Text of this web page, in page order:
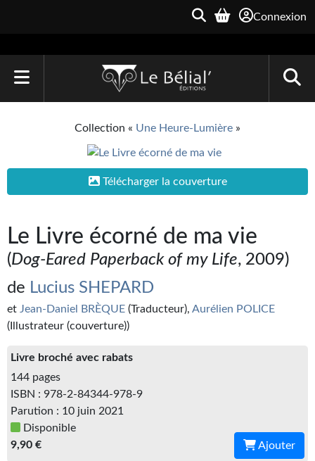
Connexion
Archive du Futur
Parallaxe
Quarante-Deux
Kvasar
Pulps
Wotan
Étoiles vives
Yellow Submarine
Collection « Une Heure-Lumière »
Télécharger la couverture
Le Livre écorné de ma vie
(Dog-Eared Paperback of my Life, 2009)
de Lucius SHEPARD
et Jean-Daniel BRÈQUE (Traducteur), Aurélien POLICE
(Illustrateur (couverture))
Livre broché avec rabats
144 pages
ISBN : 978-2-84344-978-9
Parution : 10 juin 2021
Disponible
9,90 €
Ajouter